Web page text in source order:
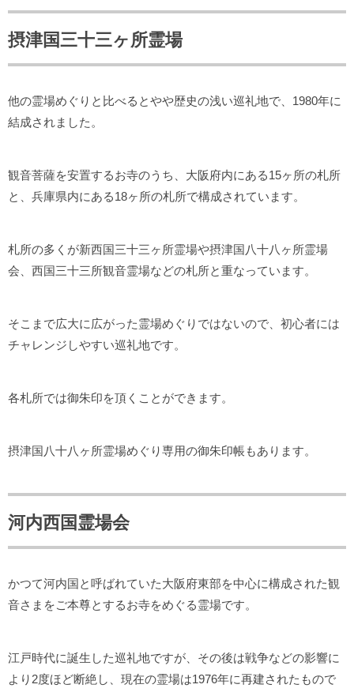
摂津国三十三ヶ所霊場
他の霊場めぐりと比べるとやや歴史の浅い巡礼地で、1980年に
結成されました。
観音菩薩を安置するお寺のうち、大阪府内にある15ヶ所の札所
と、兵庫県内にある18ヶ所の札所で構成されています。
札所の多くが新西国三十三ヶ所霊場や摂津国八十八ヶ所霊場
会、西国三十三所観音霊場などの札所と重なっています。
そこまで広大に広がった霊場めぐりではないので、初心者には
チャレンジしやすい巡礼地です。
各札所では御朱印を頂くことができます。
摂津国八十八ヶ所霊場めぐり専用の御朱印帳もあります。
河内西国霊場会
かつて河内国と呼ばれていた大阪府東部を中心に構成された観
音さまをご本尊とするお寺をめぐる霊場です。
江戸時代に誕生した巡礼地ですが、その後は戦争などの影響に
より2度ほど断絶し、現在の霊場は1976年に再建されたもので